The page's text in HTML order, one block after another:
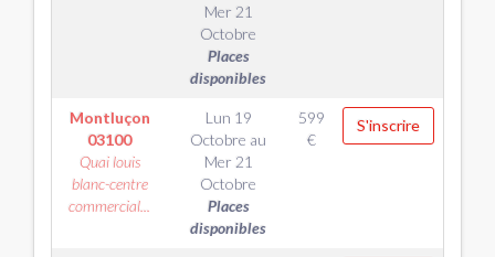
Mer 21
Octobre
Places
disponibles
Montluçon
03100
Quai louis
blanc-centre
commercial...
Lun 19
Octobre au
Mer 21
Octobre
Places
disponibles
599
€
S'inscrire